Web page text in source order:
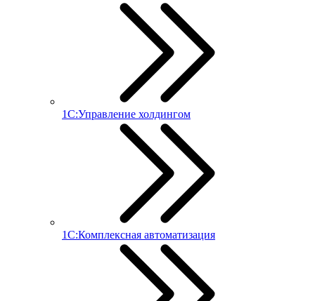
1С:Управление холдингом
1С:Комплексная автоматизация